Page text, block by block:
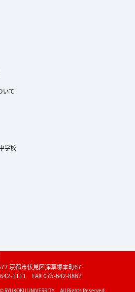
いて
学校
RYUKOKU UNIVERSITY. All Rights Reserved.
京都市伏見区深草塚本町67
1111 FAX 075-642-8867